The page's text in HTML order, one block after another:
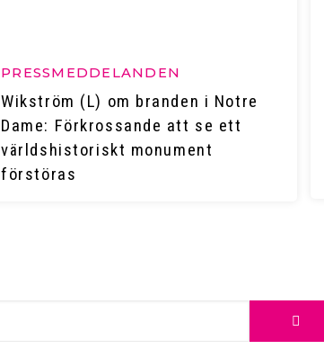
PRESSMEDDELANDEN
Wikström (L) om branden i Notre
Dame: Förkrossande att se ett
världshistoriskt monument
förstöras